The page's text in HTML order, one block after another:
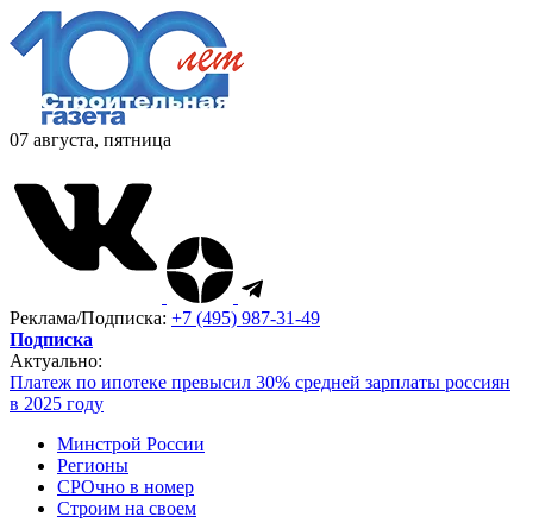
07 августа, пятница
Реклама/Подписка: +7 (495) 987-31-49
Подписка
Актуально:
Платеж по ипотеке превысил 30% средней зарплаты россиян
в 2025 году
Минстрой России
Регионы
СРОчно в номер
Строим на своем